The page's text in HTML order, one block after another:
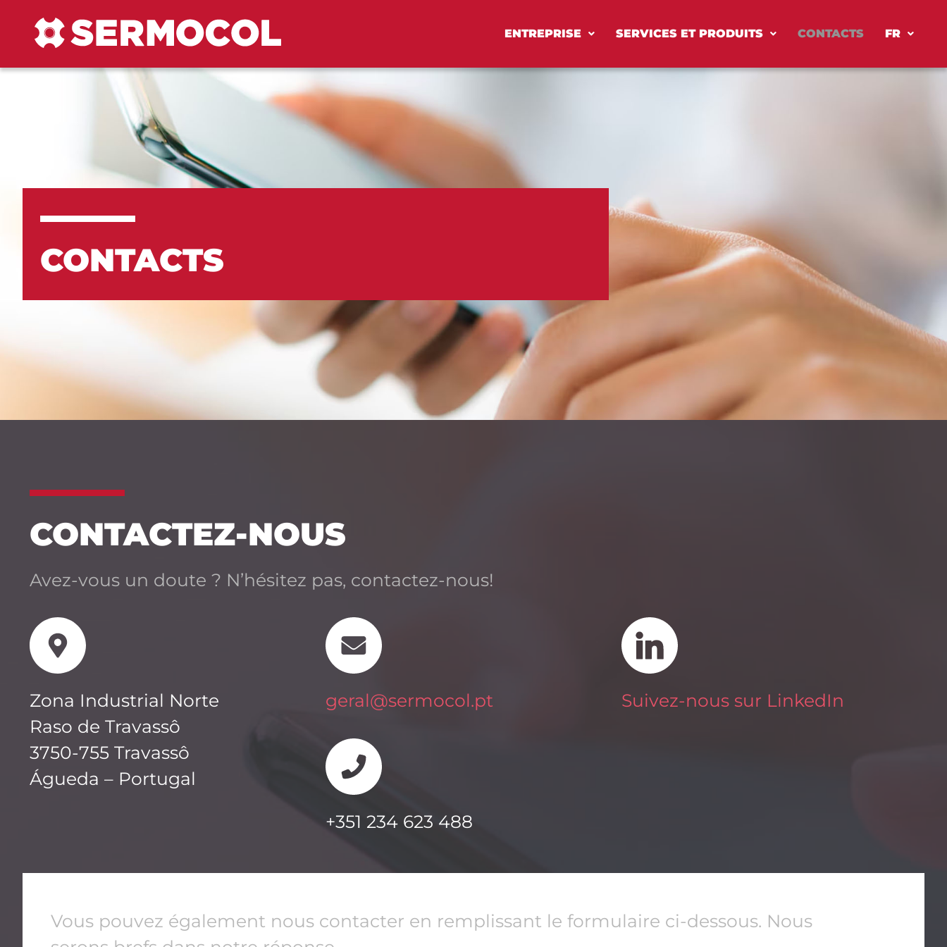
ENTREPRISE SERVICES ET PRODUITS CONTACTS FR
CONTACTS
CONTACTEZ-NOUS
Avez-vous un doute ? N’hésitez pas, contactez-nous!
Zona Industrial Norte
Raso de Travassô
3750-755 Travassô
Águeda – Portugal
geral@sermocol.pt
+351 234 623 488
Suivez-nous sur LinkedIn
Vous pouvez également nous contacter en remplissant le formulaire ci-dessous. Nous